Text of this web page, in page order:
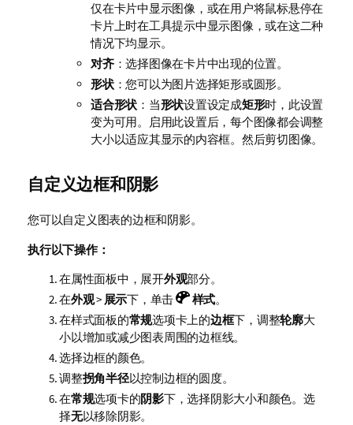
仅在卡片中显示图像，或在用户将鼠标悬停在
卡片上时在工具提示中显示图像，或在这二种
情况下均显示。
对齐：选择图像在卡片中出现的位置。
形状：您可以为图片选择矩形或圆形。
适合形状 ：当形状设置设定成矩形时，此设置
变为可用。启用此设置后，每个图像都会调整
大小以适应其显示的内容框。然后剪切图像。
自定义边框和阴影
您可以自定义图表的边框和阴影。
执行以下操作：
在属性面板中，展开外观部分。
在外观> 展示下，单击 样式。
在样式面板的常规选项卡上的边框下，调整轮廓大
小以增加或减少图表周围的边框线。
选择边框的颜色。
调整拐角半径以控制边框的圆度。
在常规选项卡的阴影下，选择阴影大小和颜色。选
择无以移除阴影。